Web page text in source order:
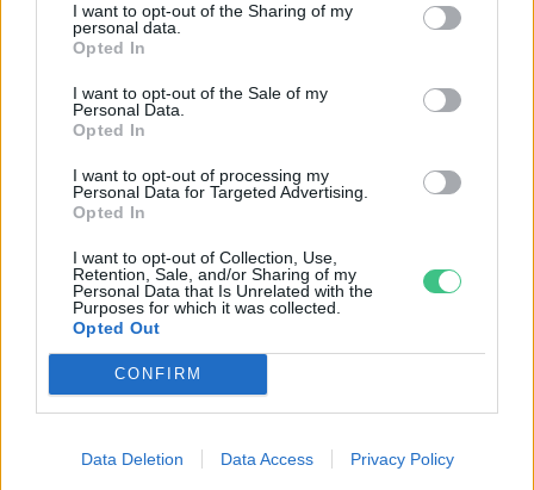
I want to opt-out of the Sharing of my
personal data.
Opted In
I want to opt-out of the Sale of my
Personal Data.
Opted In
I want to opt-out of processing my
Personal Data for Targeted Advertising.
Opted In
I want to opt-out of Collection, Use,
Retention, Sale, and/or Sharing of my
Personal Data that Is Unrelated with the
Purposes for which it was collected.
Opted Out
CONFIRM
Data Deletion Data Access Privacy Policy
Az a leghatékonyabb, ha nem sokkal a virágzás előtt
kaszálunk, így kitolhatjuk a következő irtás időpontját.
A Nébih munkatársai földi és drónos
megfigyelést alkalmaznak, melyet kerékpáros
felderítéssel egészítettek ki – első ütemben –
a Balaton körül.